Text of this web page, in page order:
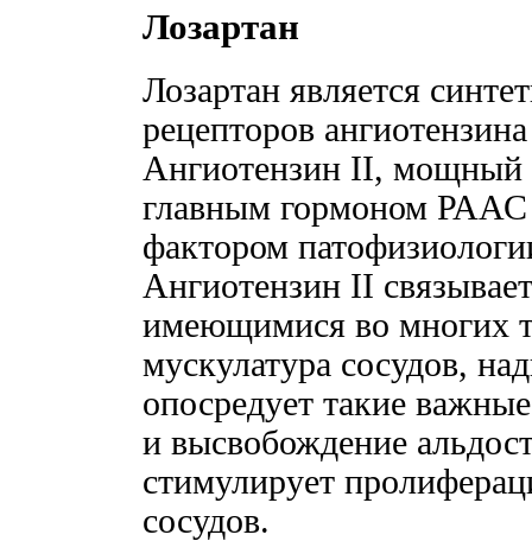
Лозартан
Лозартан является
рецепторов
Ангиотензин II, мощный
главным гормоном
фактором
Ангиотензин II
имеющимися во многих
мускулатура сосудов,
опосредует такие
и высвобождение
стимулирует
сосудов.